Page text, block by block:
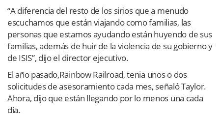
“A diferencia del resto de los sirios que a menudo
escuchamos que están viajando como familias, las
personas que estamos ayudando están huyendo de sus
familias, además de huir de la violencia de su gobierno y
de ISIS”, dijo el director ejecutivo.
El año pasado,Rainbow Railroad, tenia unos o dos
solicitudes de asesoramiento cada mes, señaló Taylor.
Ahora, dijo que están llegando por lo menos una cada
día.